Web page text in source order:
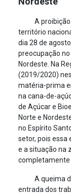
A
território
dia 28 de
preocupação
Nordeste. Na
(2019/2020)
matéria-prima
na cana-de-
de Açúcar e
Norte e
no Espírito
setor, pois essa
e a situação na
completamente
A queima
entrada dos